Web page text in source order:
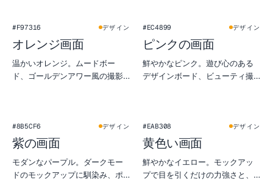
#F97316 デザイン
オレンジ画面
温かいオレンジ。ムードボー
ド、ゴールデンアワー風の撮影
#EC4899 デザイン
ピンクの画面
鮮やかなピンク。遊び心のある
デザインボード、ビューティ撮
#8B5CF6 デザイン
紫の画面
モダンなパープル。ダークモー
ドのモックアップに馴染み、ポ
#EAB308 デザイン
黄色い画面
鮮やかなイエロー。モックアッ
プで目を引くだけの力強さと、